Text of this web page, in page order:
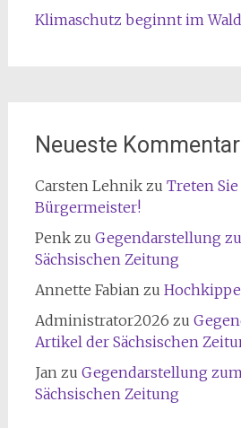
Klimaschutz beginnt im Wald
Neueste
Carsten Lehnikzu Treten
Bürgermeister!
Penkzu Gegendarstellung
Sächsischen Zeitung
Annette Fabianzu
Administrator2026 zu
Artikel der Sächsischen
Janzu Gegendarstellung
Sächsischen Zeitung